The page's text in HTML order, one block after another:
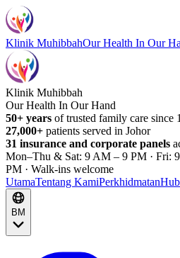
Klinik MuhibbahOur Health In Our
Klinik Muhibbah
Our Health In Our Hand
50+ years of trusted family care since
27,000+ patients served in Johor
31 insurance and corporate panels
Mon–Thu & Sat: 9 AM – 9 PM · Fri:
PM · Walk-ins welcome
UtamaTentang KamiPerkhidmatan
BM